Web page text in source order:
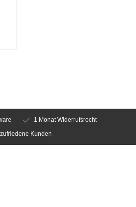
1 Monat Widerrufsrecht
zufriedene Kunden